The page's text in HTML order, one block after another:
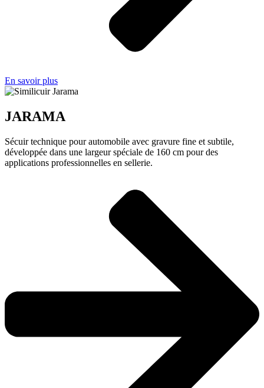
En savoir plus
JARAMA
Sécuir technique pour automobile avec gravure fine et subtile,
développée dans une largeur spéciale de 160 cm pour des
applications professionnelles en sellerie.